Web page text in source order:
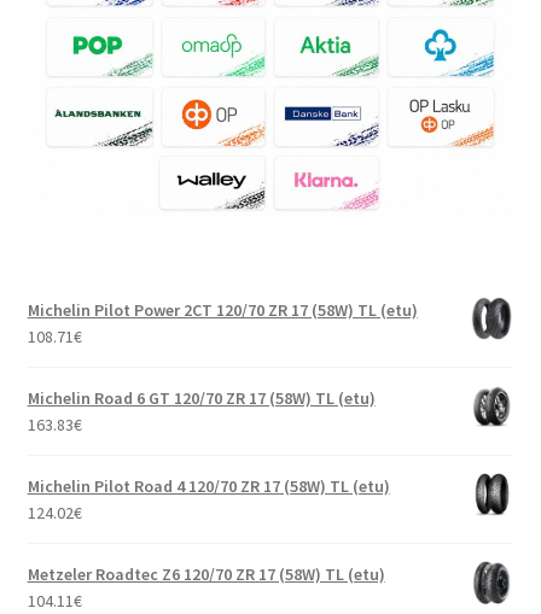
Michelin Pilot Power 2CT 120/70 ZR 17 (58W) TL (etu)
108.71€
Michelin Road 6 GT 120/70 ZR 17 (58W) TL (etu)
163.83€
Michelin Pilot Road 4 120/70 ZR 17 (58W) TL (etu)
124.02€
Metzeler Roadtec Z6 120/70 ZR 17 (58W) TL (etu)
104.11€